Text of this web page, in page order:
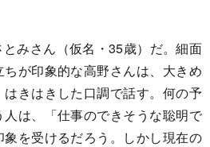
みさん（仮名・35歳）だ。細面
が印象的な高野さんは、大きめ
きはきした口調で話す。何の予
は、「仕事のできそうな聡明で
を受けるだろう。しかし現在の